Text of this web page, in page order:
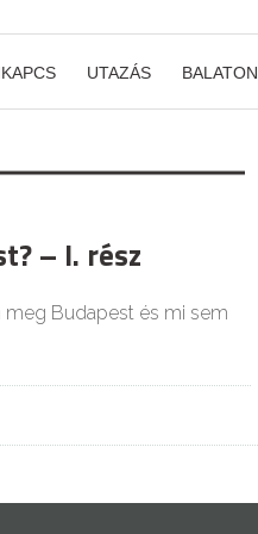
UTAZÁS BALATON
– I. rész
meg Budapest és mi sem